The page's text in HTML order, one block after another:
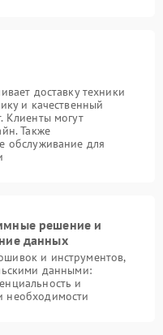
доставку техники
и качественный
Клиенты могут
Также
обслуживание для
решение и
данных
и инструментов,
данными:
и
необходимости